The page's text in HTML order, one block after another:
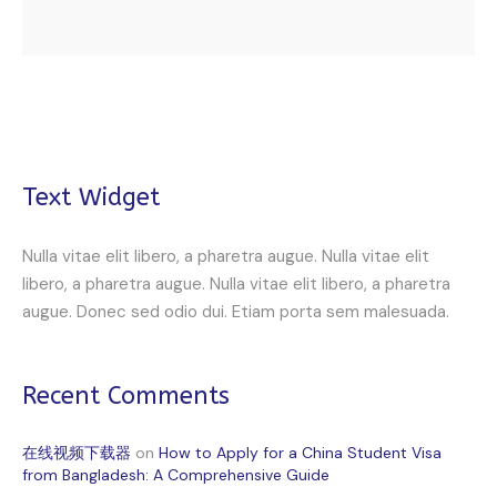
Text Widget
Nulla vitae elit libero, a pharetra augue. Nulla vitae elit
libero, a pharetra augue. Nulla vitae elit libero, a pharetra
augue. Donec sed odio dui. Etiam porta sem malesuada.
Recent Comments
在线视频下载器 on How to Apply for a China Student Visa
from Bangladesh: A Comprehensive Guide